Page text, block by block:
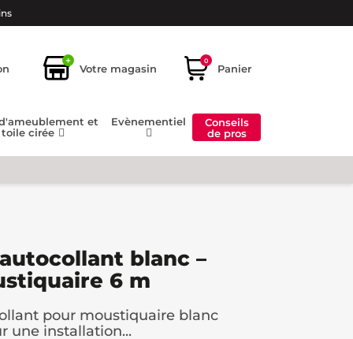
+
Votre magasin
0
Panier
et
toile cirée
Evènementiel
Conseils
de pros
blanc –
6 m
pour moustiquaire blanc
une installation...